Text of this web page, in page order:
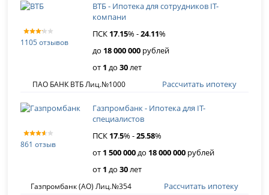
1105 отзывов
ВТБ - Ипотека для сотрудников IT-
компани
ПСК 17.15% -24.11%
до 18 000 000 рублей
от 1 до30лет
ПАО БАНК ВТБ Лиц.№1000 Рассчитать ипотеку
861 отзыв
Газпромбанк - Ипотека для IT-
специалистов
ПСК 17.5% -25.58%
от 1 500 000до 18 000 000 рублей
от 1 до30лет
Газпромбанк (АО) Лиц.№354 Рассчитать ипотеку